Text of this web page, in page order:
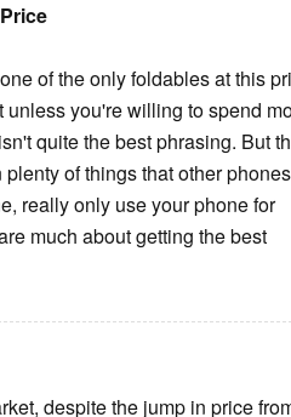
of the only foldables at this
you're willing to spend
quite the best phrasing. But
of things that other phones
really only use your phone for
much about getting the best
despite the jump in price